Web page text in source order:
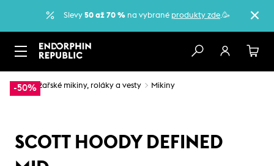
Slevy 50 až 70 % na vybrané produkty zde.🥳
-50%
… Lyžařské mikiny, roláky a vesty Mikiny
SCOTT HOODY DEFINED